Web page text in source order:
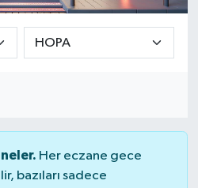
Her eczane gece
bazıları sadece